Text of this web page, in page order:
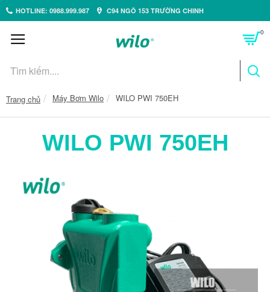
HOTLINE: 0988.999.987 C94 NGÕ 153 TRƯỜNG CHINH
0
Trang chủ Máy Bơm Wilo WILO PWI 750EH
WILO PWI 750EH